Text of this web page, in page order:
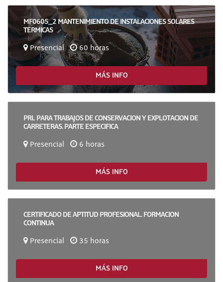
MF0605_2 MANTENIMIENTO DE INSTALACIONES SOLARES
TERMICAS
Presencial 60 horas
MÁS INFO
PRL PARA TRABAJOS DE CONSERVACION Y EXPLOTACION DE
CARRETERAS. PARTE ESPECIFICA
Presencial 6 horas
MÁS INFO
CERTIFICADO DE APTITUD PROFESIONAL. FORMACION
CONTINUA
Presencial 35 horas
MÁS INFO